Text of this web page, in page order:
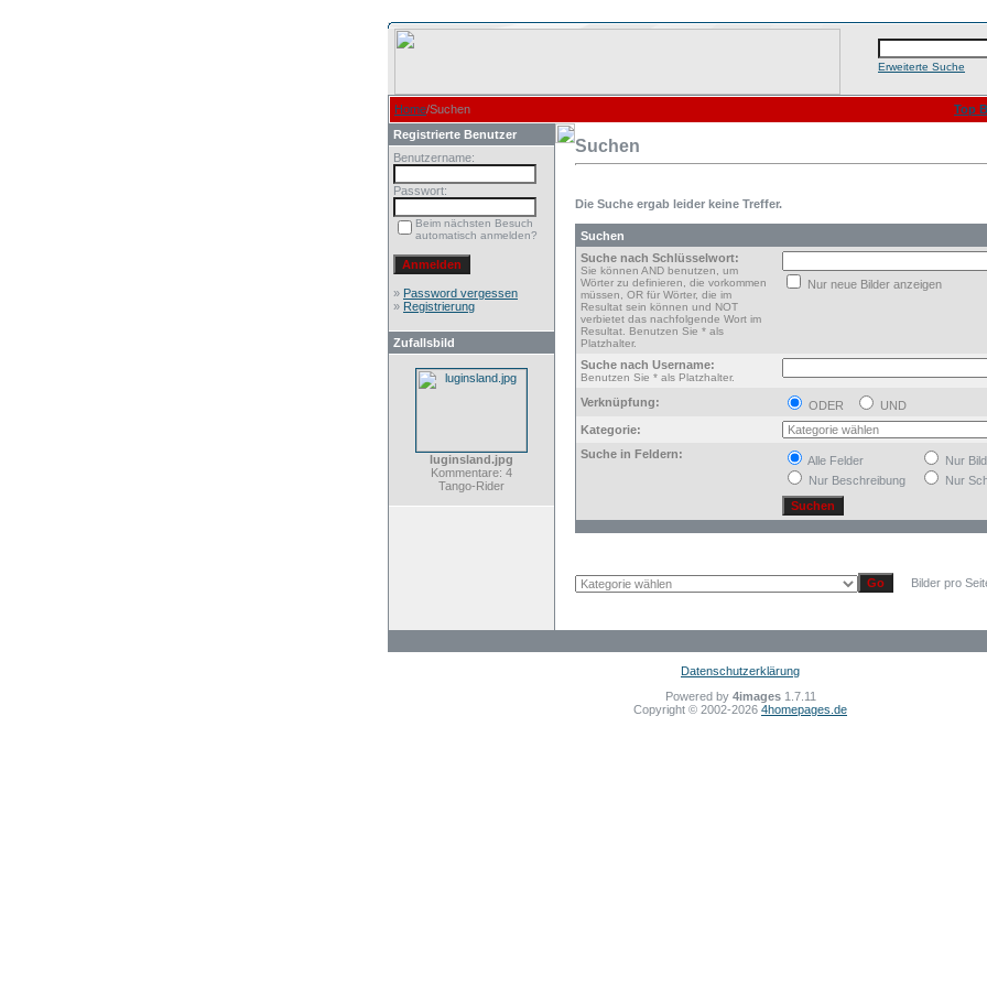
Erweiterte Suche
Home/Suchen
Top
Registrierte Benutzer
Benutzername:
Passwort:
Beim nächsten Besuch
automatisch anmelden?
» Password vergessen
» Registrierung
Zufallsbild
luginsland.jpg
Kommentare: 4
Tango-Rider
Suchen
Die Suche ergab leider keine Treffer.
Suchen
Suche nach Schlüsselwort:
Sie können AND benutzen, um
Wörter zu definieren, die vorkommen
müssen, OR für Wörter, die im
Resultat sein können und NOT
verbietet das nachfolgende Wort im
Resultat. Benutzen Sie * als
Platzhalter.
Nur neue Bilder anzeigen
Suche nach Username:
Benutzen Sie * als Platzhalter.
Verknüpfung: ODER
UND
Kategorie:
Suche in Feldern:
Alle Felder
Nur
Nur Beschreibung
Nur
Bilder pro
Datenschutzerklärung
Powered by 4images1.7.11
Copyright © 2002-2026 4homepages.de